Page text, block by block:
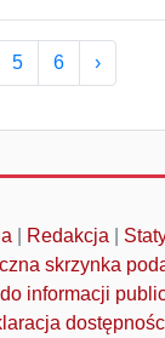
5 6 ›
Redakcja
skrzynka
informacji